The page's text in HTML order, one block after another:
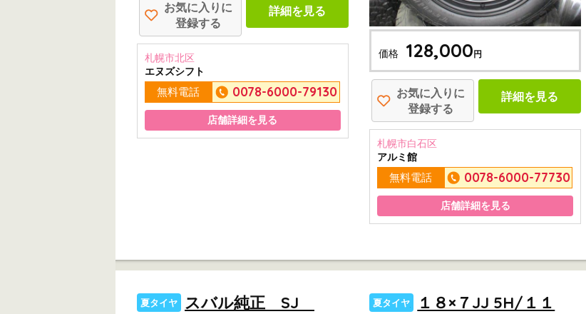
お気に入りに
登録する
詳細を見る
札幌市北区
エヌズシフト
無料電話 0078-6000-79130
店舗詳細を見る
価格 128,000円
お気に入りに
登録する
詳細を見る
札幌市白石区
アルミ館
無料電話 0078-6000-77730
店舗詳細を見る
夏タイヤ スバル純正 SJ 夏タイヤ １８×７JJ 5H/１１